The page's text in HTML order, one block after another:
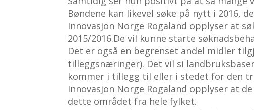
Bøndene kan likevel søke på nytt i
Innovasjon Norge Rogaland opplyser at
2015/2016.De vil kunne starte
Det er også en begrenset andel midler
tilleggsnæringer). Det vil si
kommer i tillegg til eller i stedet for den
Innovasjon Norge Rogaland opplyser at
dette området fra hele fylket.